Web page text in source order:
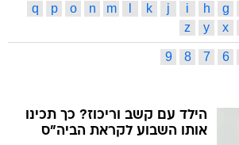
g
h
i
j
k
m
n
o
p
q
x
y
z
6
7
8
9
הילד עם קשב וריכוז? כך תכינו
אותו השבוע לקראת הביה"ס